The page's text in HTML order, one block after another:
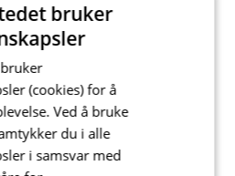
bruker
(cookies) for å
Ved å bruke
du i alle
i samsvar med